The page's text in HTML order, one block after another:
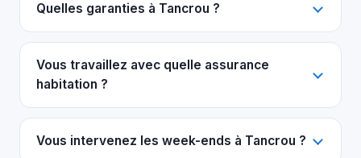
Quelles garanties à Tancrou ?
Vous travaillez avec quelle assurance
habitation ?
Vous intervenez les week-ends à Tancrou ?